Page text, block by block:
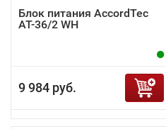
Блок питания AccordTec
AT-36/2 WH
9 984 руб.